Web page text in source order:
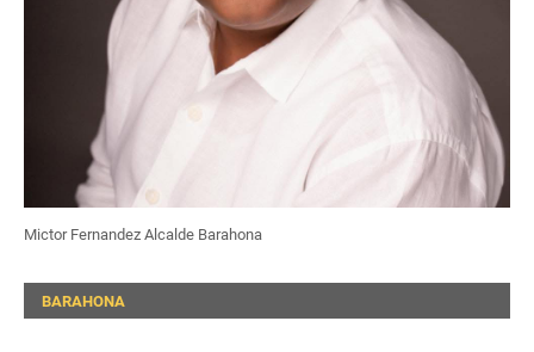
Mictor Fernandez Alcalde Barahona
BARAHONA